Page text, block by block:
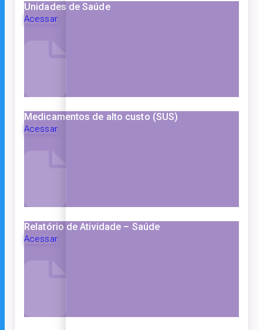
Unidades de Saúde
Acessar
Medicamentos de alto custo (SUS)
Acessar
Relatório de Atividade – Saúde
Acessar